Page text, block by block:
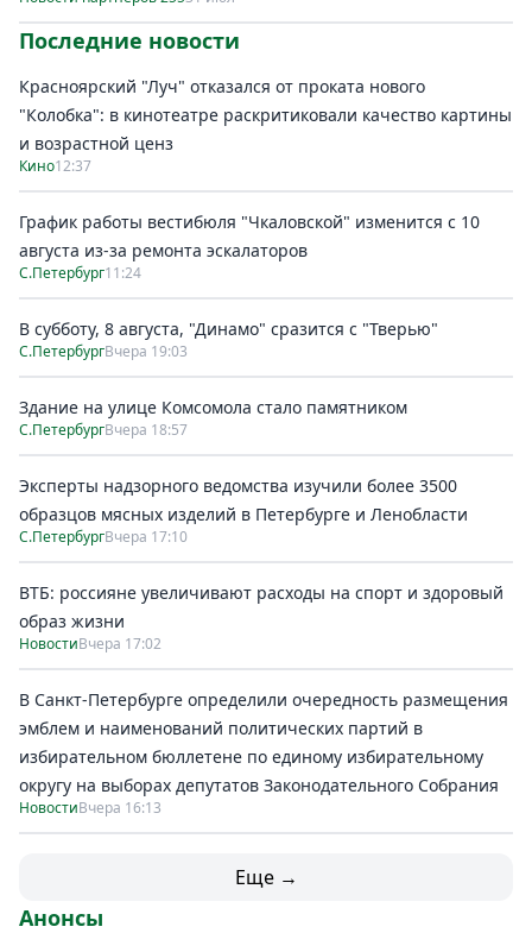
Последние новости
Красноярский "Луч" отказался от проката нового
"Колобка": в кинотеатре раскритиковали качество картины
и возрастной ценз
Кино12:37
График работы вестибюля "Чкаловской" изменится с 10
августа из-за ремонта эскалаторов
С.Петербург11:24
В субботу, 8 августа, "Динамо" сразится с "Тверью"
С.ПетербургВчера 19:03
Здание на улице Комсомола стало памятником
С.ПетербургВчера 18:57
Эксперты надзорного ведомства изучили более 3500
образцов мясных изделий в Петербурге и Ленобласти
С.ПетербургВчера 17:10
ВТБ: россияне увеличивают расходы на спорт и здоровый
образ жизни
НовостиВчера 17:02
В Санкт-Петербурге определили очередность размещения
эмблем и наименований политических партий в
избирательном бюллетене по единому избирательному
округу на выборах депутатов Законодательного Собрания
НовостиВчера 16:13
Еще →
Анонсы